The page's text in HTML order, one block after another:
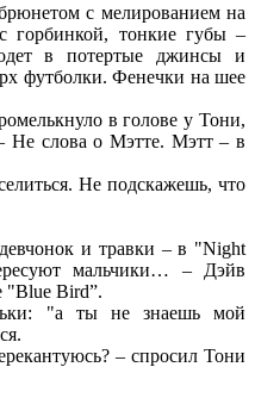
с мелированием на
горбинкой, тонкие губы –
в потертые джинсы и
футболки. Фенечки на шее
в голове у Тони,
Не слова о Мэтте. Мэтт – в
Не подскажешь, что
и травки – в "Night
мальчики… – Дэйв
"Blue Bird”.
"а ты не знаешь мой
– спросил Тони